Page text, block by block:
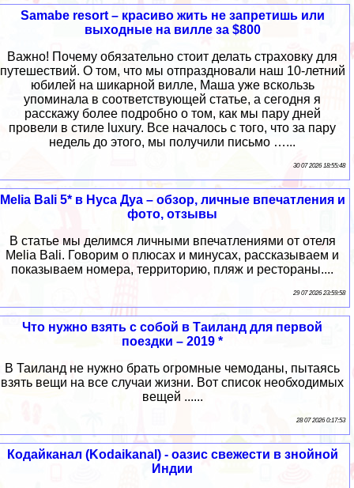
Samabe resort – красиво жить не запретишь или
выходные на вилле за $800
Важно! Почему обязательно стоит делать страховку для
путешествий. О том, что мы отпраздновали наш 10-летний
юбилей на шикарной вилле, Маша уже вскользь
упоминала в соответствующей статье, а сегодня я
расскажу более подробно о том, как мы пару дней
провели в стиле luxury. Все началось с того, что за пару
недель до этого, мы получили письмо …...
30 07 2026 18:55:48
Melia Bali 5* в Нуса Дуа – обзор, личные впечатления и
фото, отзывы
В статье мы делимся личными впечатлениями от отеля
Melia Bali. Говорим о плюсах и минусах, рассказываем и
показываем номера, территорию, пляж и рестораны....
29 07 2026 23:59:58
Что нужно взять с собой в Таиланд для первой
поездки – 2019 *
В Таиланд не нужно брать огромные чемоданы, пытаясь
взять вещи на все случаи жизни. Вот список необходимых
вещей ......
28 07 2026 0:17:53
Кодайканал (Kodaikanal) - оазис свежести в знойной
Индии